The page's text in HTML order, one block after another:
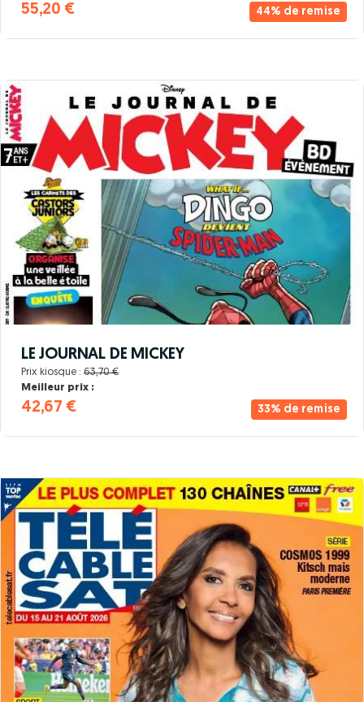
44% de remise
55,20 €
33% de remise
LE JOURNAL DE MICKEY
Prix kiosque : 63,70 €
Meilleur prix :
42,67 €